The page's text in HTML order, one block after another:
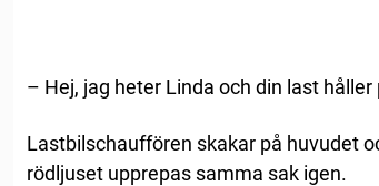
– Hej, jag heter Linda och din last
Lastbilschauffören skakar på huvudet
rödljuset upprepas samma sak igen.